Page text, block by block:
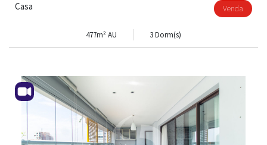
Casa Venda
477m² AU 3 Dorm(s)